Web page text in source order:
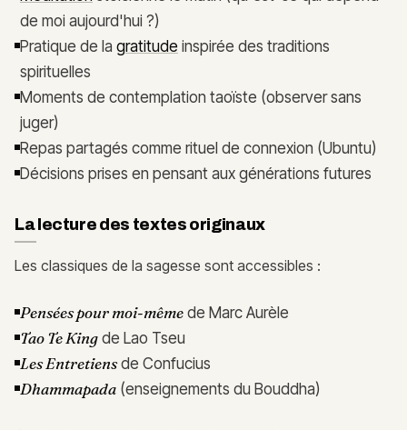
de moi aujourd'hui ?)
Pratique de la gratitude inspirée des traditions
spirituelles
Moments de contemplation taoïste (observer sans
juger)
Repas partagés comme rituel de connexion (Ubuntu)
Décisions prises en pensant aux générations futures
La lecture des textes originaux
Les classiques de la sagesse sont accessibles :
Pensées pour moi-même de Marc Aurèle
Tao Te King de Lao Tseu
Les Entretiensde Confucius
Dhammapada (enseignements du Bouddha)